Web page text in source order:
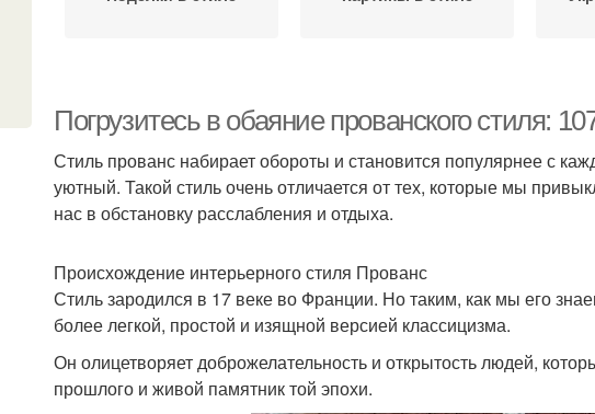
Погрузитесь в обаяние прованского стиля:
Стиль прованс набирает обороты и становится популярнее с
уютный. Такой стиль очень отличается от тех, которые мы
нас в обстановку расслабления и отдыха.
Происхождение интерьерного стиля Прованс
Стиль зародился в 17 веке во Франции. Но таким, как мы его
более легкой, простой и изящной версией классицизма.
Он олицетворяет доброжелательность и открытость людей,
прошлого и живой памятник той эпохи.